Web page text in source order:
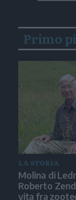
Primo
LA STORIA
Molina di
Roberto
vita fra